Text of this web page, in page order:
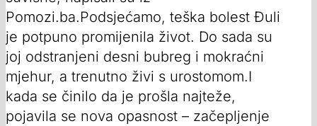
Pomozi.ba.Podsjećamo, teška bolest Đuli
je potpuno promijenila život. Do sada su
joj odstranjeni desni bubreg i mokraćni
mjehur, a trenutno živi s urostomom.I
kada se činilo da je prošla najteže,
pojavila se nova opasnost – začepljenje